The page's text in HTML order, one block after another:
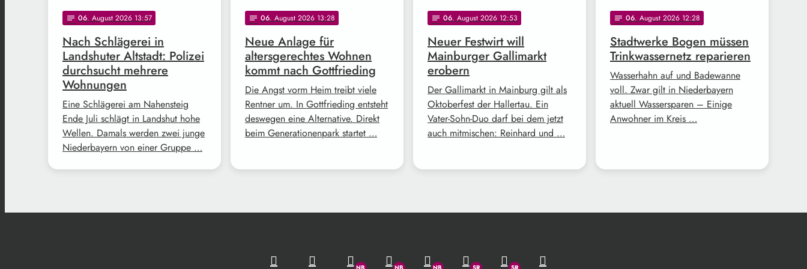
notes 06. August 2026 13:57
Nach Schlägerei in
Landshuter Altstadt: Polizei
durchsucht mehrere
Wohnungen
Eine Schlägerei am Nahensteig
Ende Juli schlägt in Landshut hohe
Wellen. Damals werden zwei junge
Niederbayern von einer Gruppe …
notes 06. August 2026 13:28
Neue Anlage für
altersgerechtes Wohnen
kommt nach Gottfrieding
Die Angst vorm Heim treibt viele
Rentner um. In Gottfrieding entsteht
deswegen eine Alternative. Direkt
beim Generationenpark startet …
notes 06. August 2026 12:53
Neuer Festwirt will
Mainburger Gallimarkt
erobern
Der Gallimarkt in Mainburg gilt als
Oktoberfest der Hallertau. Ein
Vater-Sohn-Duo darf bei dem jetzt
auch mitmischen: Reinhard und …
notes 06. August 2026 12:28
Stadtwerke Bogen müssen
Trinkwassernetz reparieren
Wasserhahn auf und Badewanne
voll. Zwar gilt in Niederbayern
aktuell Wassersparen – Einige
Anwohner im Kreis …